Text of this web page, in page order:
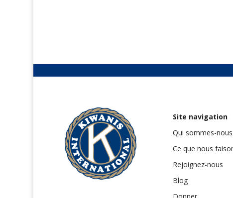
Site navigation
Qui sommes-nous
Ce que nous
Rejoignez-nous
Blog